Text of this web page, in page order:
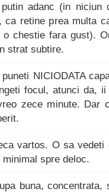
adanc (in
ca retine prea multa
chestie fara gust).
strat subtire.
NICIODATA
focul, atunci da,
zece minute. Dar
vartos. O sa
spre deloc.
buna, concentrata,